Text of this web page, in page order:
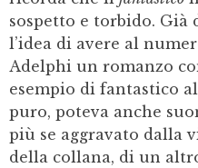
sospetto e torbido. Già
l’idea di avere al
Adelphi un romanzo
esempio di fantastico
puro, poteva anche
più se aggravato dalla
della collana, di un